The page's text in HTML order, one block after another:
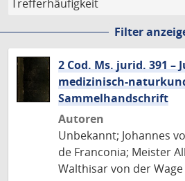
Filter
2 Cod. Ms. jurid. 391 –
medizinisch-
Sammelhandschrift
Autoren
Unbekannt; Johannes
de Franconia; Meister
Walthisar von der Wage